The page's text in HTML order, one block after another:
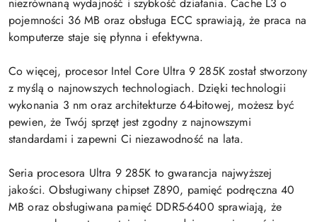
niezrównaną wydajność i szybkość działania. Cache L3 o
pojemności 36 MB oraz obsługa ECC sprawiają, że praca na
komputerze staje się płynna i efektywna.
Co więcej, procesor Intel Core Ultra 9 285K został stworzony
z myślą o najnowszych technologiach. Dzięki technologii
wykonania 3 nm oraz architekturze 64-bitowej, możesz być
pewien, że Twój sprzęt jest zgodny z najnowszymi
standardami i zapewni Ci niezawodność na lata.
Seria procesora Ultra 9 285K to gwarancja najwyższej
jakości. Obsługiwany chipset Z890, pamięć podręczna 40
MB oraz obsługiwana pamięć DDR5-6400 sprawiają, że